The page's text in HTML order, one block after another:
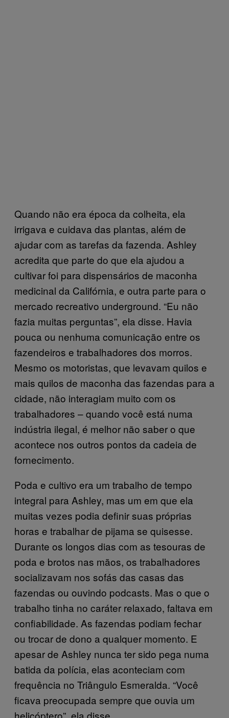
Quando não era época da colheita, ela
irrigava e cuidava das plantas, além de
ajudar com as tarefas da fazenda. Ashley
acredita que parte do que ela ajudou a
cultivar foi para dispensários de maconha
medicinal da Califórnia, e outra parte para o
mercado recreativo underground. “Eu não
fazia muitas perguntas”, ela disse. Havia
pouca ou nenhuma comunicação entre os
fazendeiros e trabalhadores dos morros.
Mesmo os motoristas, que levavam quilos e
mais quilos de maconha das fazendas para a
cidade, não interagiam muito com os
trabalhadores – quando você está numa
indústria ilegal, é melhor não saber o que
acontece nos outros pontos da cadeia de
fornecimento.
Poda e cultivo era um trabalho de tempo
integral para Ashley, mas um em que ela
muitas vezes podia definir suas próprias
horas e trabalhar de pijama se quisesse.
Durante os longos dias com as tesouras de
poda e brotos nas mãos, os trabalhadores
socializavam nos sofás das casas das
fazendas ou ouvindo podcasts. Mas o que o
trabalho tinha no caráter relaxado, faltava em
confiabilidade. As fazendas podiam fechar
ou trocar de dono a qualquer momento. E
apesar de Ashley nunca ter sido pega numa
batida da polícia, elas aconteciam com
frequência no Triângulo Esmeralda. “Você
ficava preocupada sempre que ouvia um
helicóptero”, ela disse.